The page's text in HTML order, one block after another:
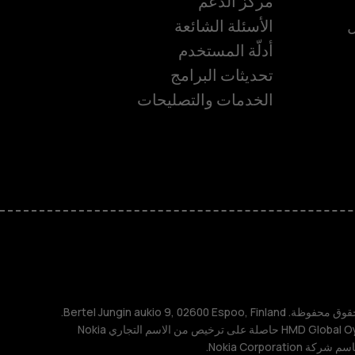
الأسئلة الشائعة
أدلّة المستخدم
تحديثات البرامج
الخدمات والتصليحات
TM و © 2026 HMD Global. جميع الحقوق محفوظة. Bertel Jungin aukio 9, 02600 Espoo, Finland.
مُعرِّف الشركة: 2724044-2. شركة HMD Global Oy حاصلة على ترخيص من الاسم التجاري Nokia